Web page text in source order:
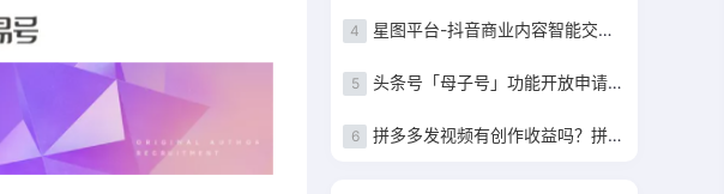
4 星图平台-抖音商业内容智能交易&管理平台入驻指南
5 头条号「母子号」功能开放申请+母子号统一提现功能说明
6 拼多多发视频有创作收益吗？拼多多发视频收益详解